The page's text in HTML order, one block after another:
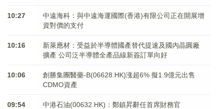
10:27
中遠海科：與中遠海運國際(香港)有限公司正在開展增
資對價的支付
10:16
新萊應材：受益於半導體國產替代提速及國內晶圓廠
擴產 公司泛半導體全產品線新簽訂單向好
10:06
創勝集團醫藥-B(06628.HK)涨超6% 擬1.9億元出售
CDMO資產
09:54 中港石油(00632.HK)：鄭鎮昇辭任首席財務官